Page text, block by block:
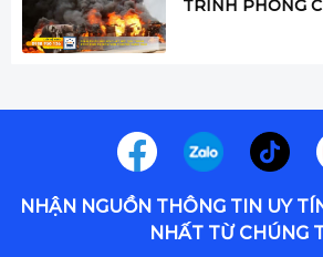
TRÌNH PHÒNG
NHẬN NGUỒN THÔNG TIN UY
NHẤT TỪ CHÚNG